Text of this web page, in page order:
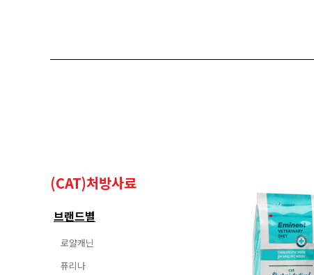
(CAT)처방사료
브랜드별
로얄캐닌
퓨리나